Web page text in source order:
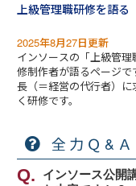
上級管理職研修を語る
2025年8月27日更新
インソースの「上級管
修制作者が語るページ
長（＝経営の代行者）
く研修です。
全力Ｑ&Ａ
インソース公開